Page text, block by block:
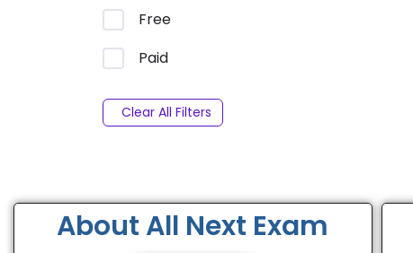
Free
Paid
Clear All Filters
About All Next Exam